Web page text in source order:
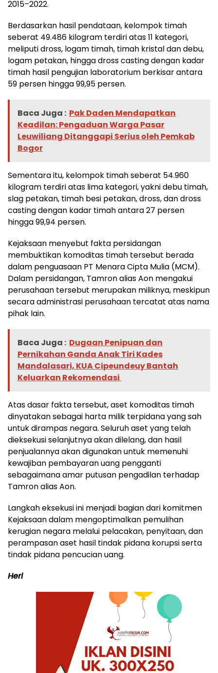
2015–2022.
Berdasarkan hasil pendataan, kelompok timah
seberat 49.486 kilogram terdiri atas 11 kategori,
meliputi dross, logam timah, timah kristal dan debu,
logam petakan, hingga dross casting dengan kadar
timah hasil pengujian laboratorium berkisar antara
59 persen hingga 99,95 persen.
Baca Juga : Pak Daden Mendapatkan
Keadilan: Pengaduan Warga Pasar
Leuwiliang Ditanggapi Serius oleh Pemkab
Bogor
Sementara itu, kelompok timah seberat 54.960
kilogram terdiri atas lima kategori, yakni debu timah,
slag petakan, timah besi petakan, dross, dan dross
casting dengan kadar timah antara 27 persen
hingga 99,94 persen.
Kejaksaan menyebut fakta persidangan
membuktikan komoditas timah tersebut berada
dalam penguasaan PT Menara Cipta Mulia (MCM).
Dalam persidangan, Tamron alias Aon mengakui
perusahaan tersebut merupakan miliknya, meskipun
secara administrasi perusahaan tercatat atas nama
pihak lain.
Baca Juga : Dugaan Penipuan dan
Pernikahan Ganda Anak Tiri Kades
Mandalasari, KUA Cipeundeuy Bantah
Keluarkan Rekomendasi ‎
Atas dasar fakta tersebut, aset komoditas timah
dinyatakan sebagai harta milik terpidana yang sah
untuk dirampas negara. Seluruh aset yang telah
dieksekusi selanjutnya akan dilelang, dan hasil
penjualannya akan digunakan untuk memenuhi
kewajiban pembayaran uang pengganti
sebagaimana amar putusan pengadilan terhadap
Tamron alias Aon.
Langkah eksekusi ini menjadi bagian dari komitmen
Kejaksaan dalam mengoptimalkan pemulihan
kerugian negara melalui pelacakan, penyitaan, dan
perampasan aset hasil tindak pidana korupsi serta
tindak pidana pencucian uang.
Heri